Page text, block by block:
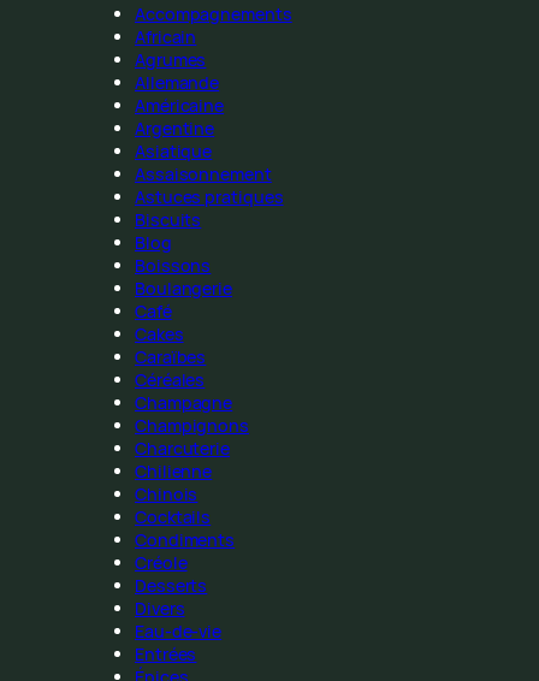
Accompagnements
Africain
Agrumes
Allemande
Américaine
Argentine
Asiatique
Assaisonnement
Astuces pratiques
Biscuits
Blog
Boissons
Boulangerie
Café
Cakes
Caraïbes
Céréales
Champagne
Champignons
Charcuterie
Chilienne
Chinois
Cocktails
Condiments
Créole
Desserts
Divers
Eau-de-vie
Entrées
Épices